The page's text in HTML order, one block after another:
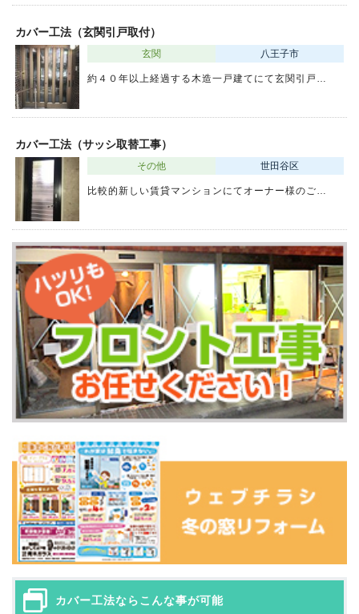
カバー工法（玄関引戸取付）
玄関 八王子市
約４０年以上経過する木造一戸建てにて玄関引戸…
カバー工法（サッシ取替工事）
その他 世田谷区
比較的新しい賃貸マンションにてオーナー様のご…
カバー工法ならこんな事が可能